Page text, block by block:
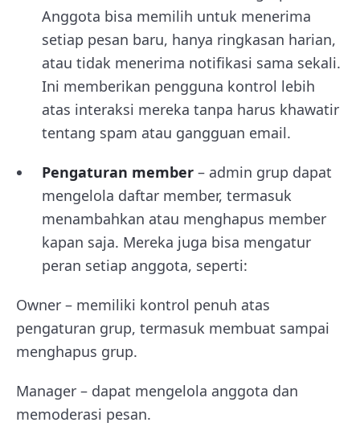
Anggota bisa memilih untuk menerima
setiap pesan baru, hanya ringkasan harian,
atau tidak menerima notifikasi sama sekali.
Ini memberikan pengguna kontrol lebih
atas interaksi mereka tanpa harus khawatir
tentang spam atau gangguan email.
Pengaturan member – admin grup dapat
mengelola daftar member, termasuk
menambahkan atau menghapus member
kapan saja. Mereka juga bisa mengatur
peran setiap anggota, seperti:
Owner – memiliki kontrol penuh atas
pengaturan grup, termasuk membuat sampai
menghapus grup.
Manager – dapat mengelola anggota dan
memoderasi pesan.